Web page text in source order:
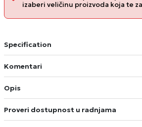
izaberi veličinu proizvoda koja te
Specification
Komentari
Opis
Proveri dostupnost u radnjama